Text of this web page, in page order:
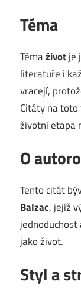
Téma
Témaživotje
literatuře i
vracejí,
Citáty na
životní etapa
O
Tento citát
Balzac, jejíž
jako život.
Styl a